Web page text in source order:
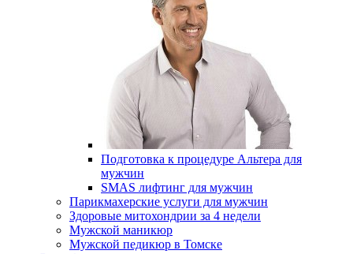
Подготовка к процедуре Альтера для
мужчин
SMAS лифтинг для мужчин
Парикмахерские услуги для мужчин
Здоровые митохондрии за 4 недели
Мужской маникюр
Мужской педикюр в Томске